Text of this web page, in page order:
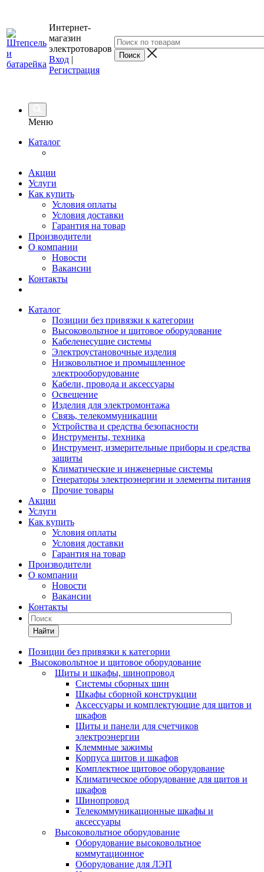
Интернет-
магазин
электротоваров
Вход |
Регистрация
Меню
Каталог
Акции
Услуги
Как купить
Условия оплаты
Условия доставки
Гарантия на товар
Производители
О компании
Новости
Вакансии
Контакты
Каталог
Позиции без привязки к категории
Высоковольтное и щитовое оборудование
Кабеленесущие системы
Электроустановочные изделия
Низковольтное и промышленное
электрооборудование
Кабели, провода и аксессуары
Освещение
Изделия для электромонтажа
Связь, телекоммуникации
Устройства и средства безопасности
Инструменты, техника
Инструмент, измерительные приборы и средства
защиты
Климатические и инженерные системы
Генераторы электроэнергии и элементы питания
Прочие товары
Акции
Услуги
Как купить
Условия оплаты
Условия доставки
Гарантия на товар
Производители
О компании
Новости
Вакансии
Контакты
Найти
Позиции без привязки к категории
Высоковольтное и щитовое оборудование
Щиты и шкафы, шинопровод
Системы сборных шин
Шкафы сборной конструкции
Аксессуары и комплектующие для щитов и
шкафов
Щиты и панели для счетчиков
электроэнергии
Клеммные зажимы
Корпуса щитов и шкафов
Комплектное щитовое оборудование
Климатическое оборудование для щитов и
шкафов
Шинопровод
Телекоммуникационные шкафы и
аксессуары
Высоковольтное оборудование
Оборудование высоковольтное
коммутационное
Оборудование для ЛЭП